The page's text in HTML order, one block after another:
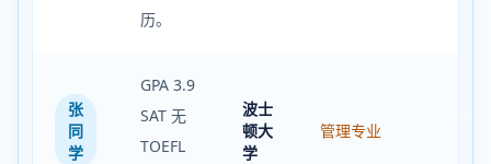
历。
张
同
学
GPA 3.9
SAT 无
TOEFL
波士
顿大
学
管理专业